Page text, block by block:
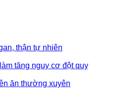
thận tự nhiên
tăng nguy cơ đột quỵ
ăn thường xuyên